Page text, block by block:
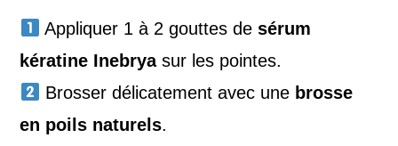
Appliquer 1 à 2 gouttes desérum
kératine Inebryasur les pointes.
Brosser délicatement avec une brosse
en poils naturels.